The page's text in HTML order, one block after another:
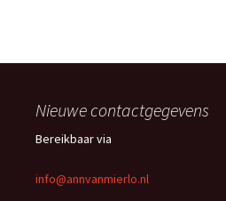
Nieuwe contactgegevens
Bereikbaar via
info@annvanmierlo.nl